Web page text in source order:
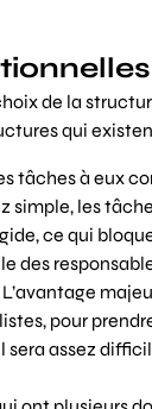
de la
qui
tâches à eux
simple, les
ce qui
pour
assez